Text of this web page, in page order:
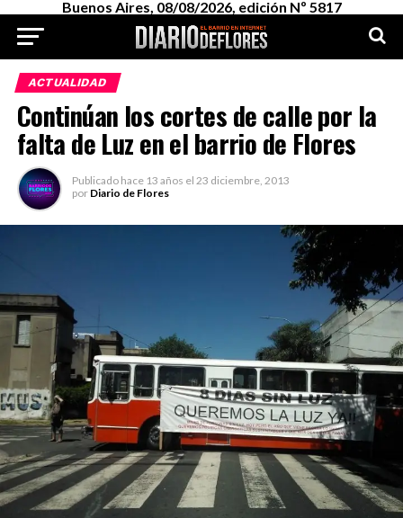
Buenos Aires, 08/08/2026, edición Nº 5817
ACTUALIDAD
Continúan los cortes de calle por la
falta de Luz en el barrio de Flores
Publicado hace 13 años el 23 diciembre, 2013
por Diario de Flores